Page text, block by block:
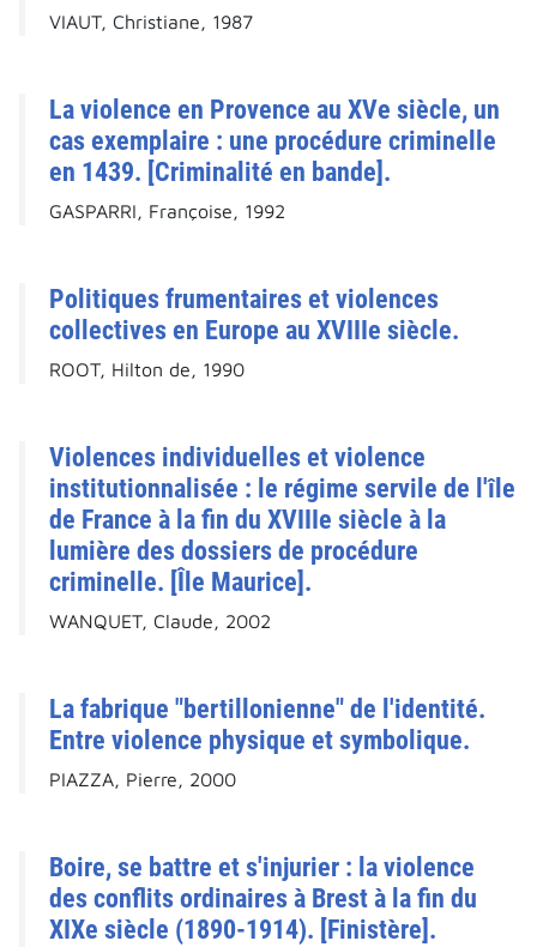
VIAUT, Christiane, 1987
La violence en Provence au XVe siècle, un
cas exemplaire : une procédure criminelle
en 1439. [Criminalité en bande].
GASPARRI, Françoise, 1992
Politiques frumentaires et violences
collectives en Europe au XVIIIe siècle.
ROOT, Hilton de, 1990
Violences individuelles et violence
institutionnalisée : le régime servile de l'île
de France à la fin du XVIIIe siècle à la
lumière des dossiers de procédure
criminelle. [Île Maurice].
WANQUET, Claude, 2002
La fabrique "bertillonienne" de l'identité.
Entre violence physique et symbolique.
PIAZZA, Pierre, 2000
Boire, se battre et s'injurier : la violence
des conflits ordinaires à Brest à la fin du
XIXe siècle (1890-1914). [Finistère].